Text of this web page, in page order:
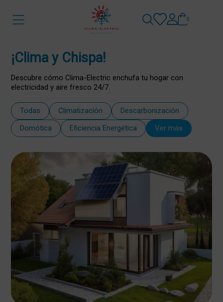
0
¡Clima y Chispa!
Descubre cómo Clima-Electric enchufa tu hogar con
electricidad y aire fresco 24/7.
Todas Climatización
Descarbonización
Domótica
Eficiencia Energética Ver más